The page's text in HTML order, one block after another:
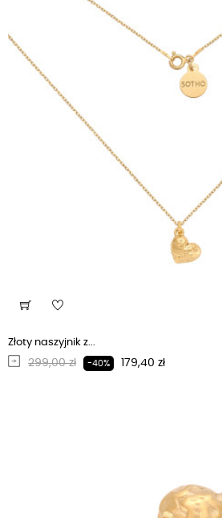
Złoty naszyjnik z...
Regularna cena
299,00 zł -40% Cena
179,40 zł